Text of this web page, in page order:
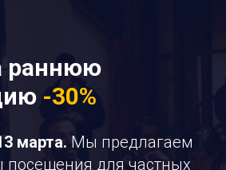
раннюю
-30%
марта.Мы предлагаем
для частных